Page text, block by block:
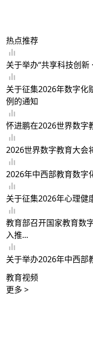
热点推荐
关于举办“共享科技创新
关于征集2026年数字化
例的通知
怀进鹏在2026世界数字
2026世界数字教育大会
2026年中西部教育数字
关于征集2026年心理健
教育部召开国家教育数
入推...
关于举办2026年中西部
教育视频
更多 >